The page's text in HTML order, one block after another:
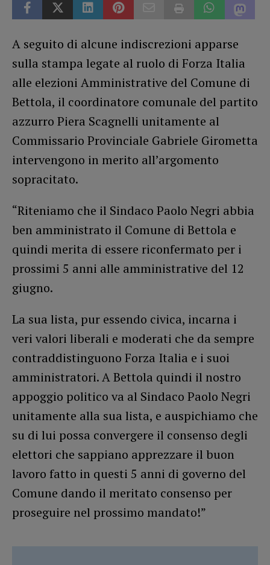
A seguito di alcune indiscrezioni apparse
sulla stampa legate al ruolo di Forza Italia
alle elezioni Amministrative del Comune di
Bettola, il coordinatore comunale del partito
azzurro Piera Scagnelli unitamente al
Commissario Provinciale Gabriele Girometta
intervengono in merito all’argomento
sopracitato.
“Riteniamo che il Sindaco Paolo Negri abbia
ben amministrato il Comune di Bettola e
quindi merita di essere riconfermato per i
prossimi 5 anni alle amministrative del 12
giugno.
La sua lista, pur essendo civica, incarna i
veri valori liberali e moderati che da sempre
contraddistinguono Forza Italia e i suoi
amministratori. A Bettola quindi il nostro
appoggio politico va al Sindaco Paolo Negri
unitamente alla sua lista, e auspichiamo che
su di lui possa convergere il consenso degli
elettori che sappiano apprezzare il buon
lavoro fatto in questi 5 anni di governo del
Comune dando il meritato consenso per
proseguire nel prossimo mandato!”